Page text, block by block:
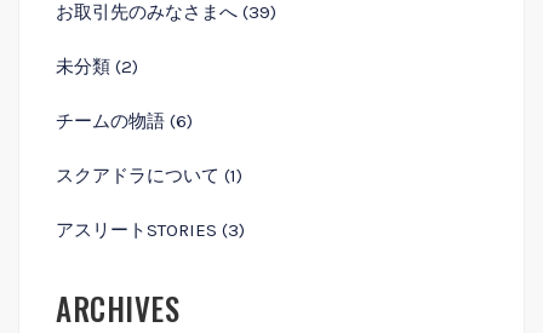
お取引先のみなさまへ (39)
未分類 (2)
チームの物語 (6)
スクアドラについて (1)
アスリートSTORIES (3)
ARCHIVES